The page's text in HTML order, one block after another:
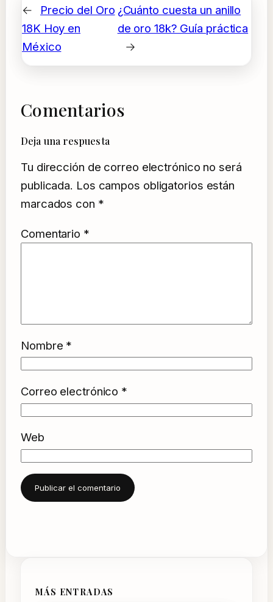
←
Precio del Oro
18K Hoy en
México
¿Cuánto cuesta un anillo
de oro 18k? Guía práctica
→
Comentarios
Deja una respuesta
Tu dirección de correo electrónico no será
publicada. Los campos obligatorios están
marcados con *
Comentario *
Nombre *
Correo electrónico *
Web
MÁS ENTRADAS